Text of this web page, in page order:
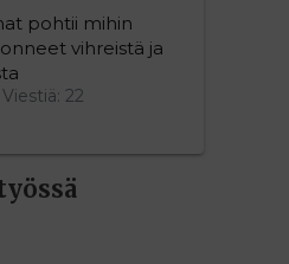
pohtii mihin
vihreistä ja
Viestiä: 22